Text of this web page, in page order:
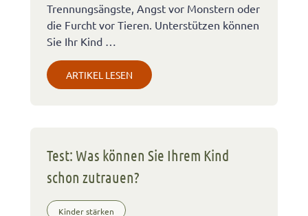
Trennungsängste, Angst vor Monstern oder
die Furcht vor Tieren. Unterstützen können
Sie Ihr Kind …
ARTIKEL LESEN
Test: Was können Sie Ihrem Kind
schon zutrauen?
Kinder stärken